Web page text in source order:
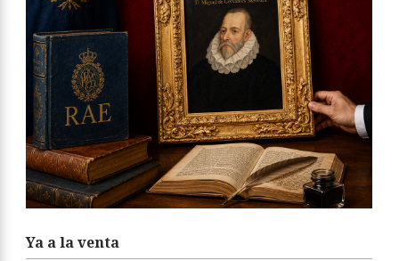
Ya a la venta